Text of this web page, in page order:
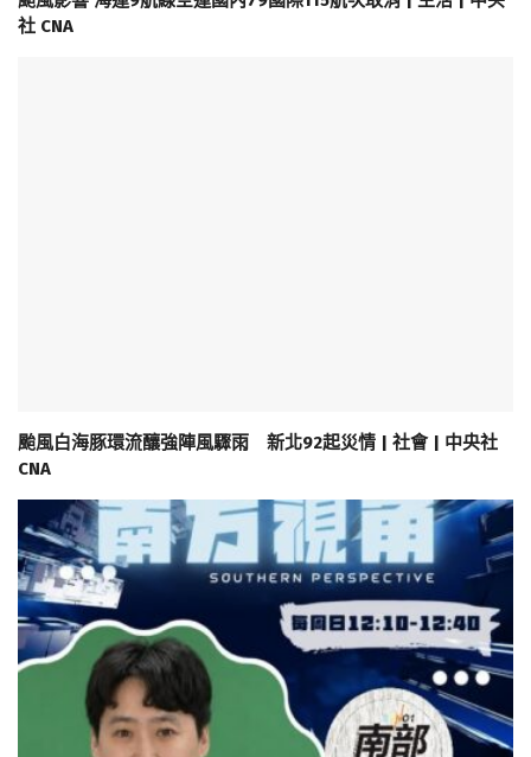
社 CNA
颱風白海豚環流釀強陣風驟雨 新北92起災情 | 社會 | 中央社
CNA